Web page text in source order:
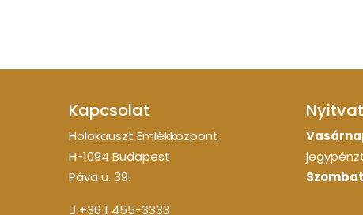
Kapcsolat
Holokauszt Emlékközpont
H-1094 Budapest
Páva u. 39.
+36 1 455-3333